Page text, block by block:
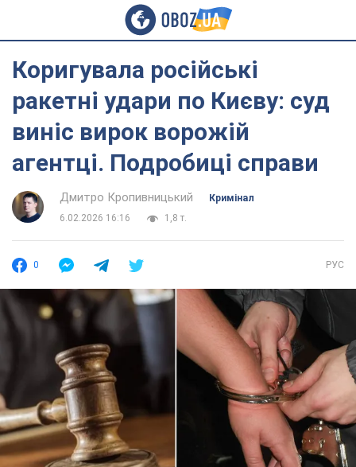
Коригувала російські
ракетні удари по Києву: суд
виніс вирок ворожій
агентці. Подробиці справи
Дмитро Кропивницький
Кримінал
6.02.2026 16:16
1,8 т.
0 РУС